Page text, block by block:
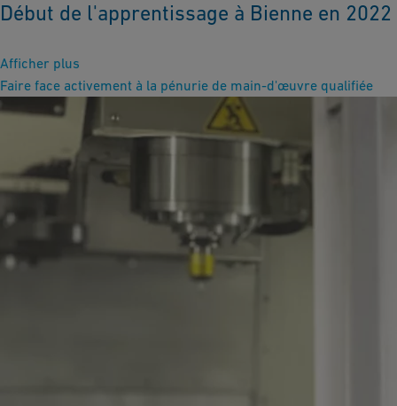
Début de l'apprentissage à Bienne en 2022
Afficher plus
Faire face activement à la pénurie de main-d'œuvre qualifiée